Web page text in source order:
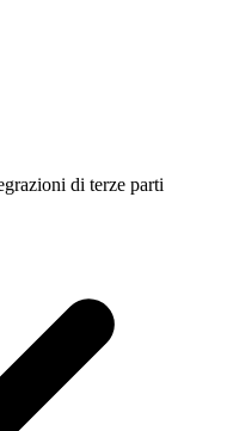
di terze parti